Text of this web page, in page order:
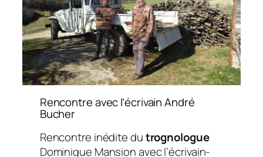
Rencontre avec l’écrivain André
Bucher
Rencontre inédite dutrognologue
Dominique Mansion avec l’écrivain-